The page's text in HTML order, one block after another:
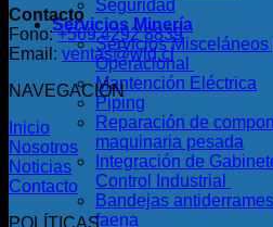
Seguridad
Servicios Minería
Servicios
Operacional
Mantención Eléctrica
Piping
Reparación de
maquinaria pesada
Integración de
Control Industrial
Bandejas
faena
Contacto
Fono:+569 4292 8839
Email: ventas@wld.cl
NAVEGACIÓN
Inicio
Nosotros
Noticias
Contacto
POLÍTICAS